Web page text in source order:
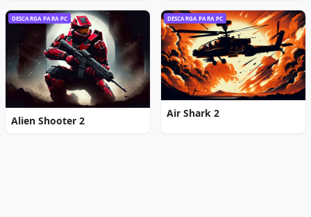
DESCARGA PARA PC
Alien Shooter 2
DESCARGA PARA PC
Air Shark 2